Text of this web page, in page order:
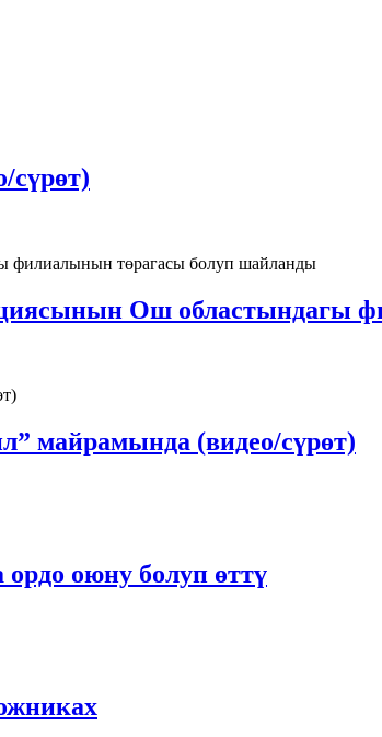
Ош областындагы
майрамында (видео/сүрөт)
оюну болуп өттү